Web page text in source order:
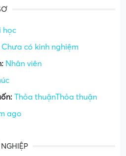
học
Chưa có kinh nghiệm
Nhân viên
Thỏa thuậnThỏa thuận
ago